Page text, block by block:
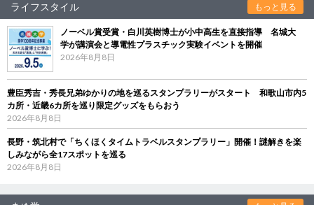
ライフスタイル もっと見る
ノーベル賞受賞・白川英樹博士が小中高生を直接指導 名城大
学が講演会と導電性プラスチック実験イベントを開催
2026年8月8日
豊臣秀吉・秀長兄弟ゆかりの地を巡るスタンプラリーがスタート 和歌山市内5
カ所・近畿6カ所を巡り限定グッズをもらおう
2026年8月8日
長野・筑北村で「ちくほくタイムトラベルスタンプラリー」開催！謎解きを楽
しみながら全17スポットを巡る
2026年8月8日